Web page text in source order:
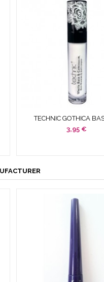
TECHNIC GOTHICA
MAQUILLAJE Y
3,95 €